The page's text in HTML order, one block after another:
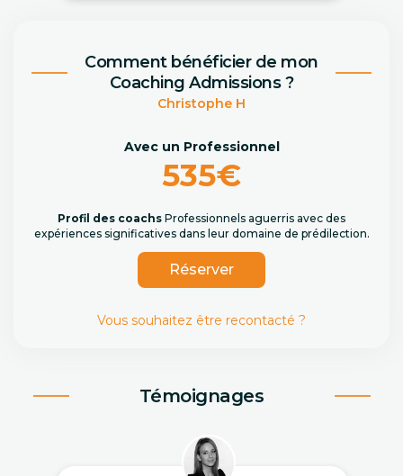
Comment bénéficier de mon
Coaching Admissions ?
Christophe H
Avec un Professionnel
535€
Profil des coachs Professionnels aguerris avec des
expériences significatives dans leur domaine de prédilection.
Réserver
Vous souhaitez être recontacté ?
Témoignages